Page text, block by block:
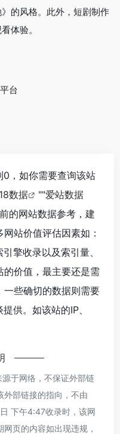
的风格。此外，短剧制作
体验。
台
0，如你需要查询该站
数据 ""爱站数据
的网站数据参考，建
站价值评估因素如：
擎收录以及索引量、
的价值，最主要还是需
一些确切的数据则需要
供。如该站的IP、
于网络，不保证外部链
外部链接的指向，不由
下午4:47收录时，该网
页的内容如出现违规，